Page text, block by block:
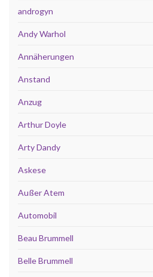
androgyn
Andy Warhol
Annäherungen
Anstand
Anzug
Arthur Doyle
Arty Dandy
Askese
Außer Atem
Automobil
Beau Brummell
Belle Brummell